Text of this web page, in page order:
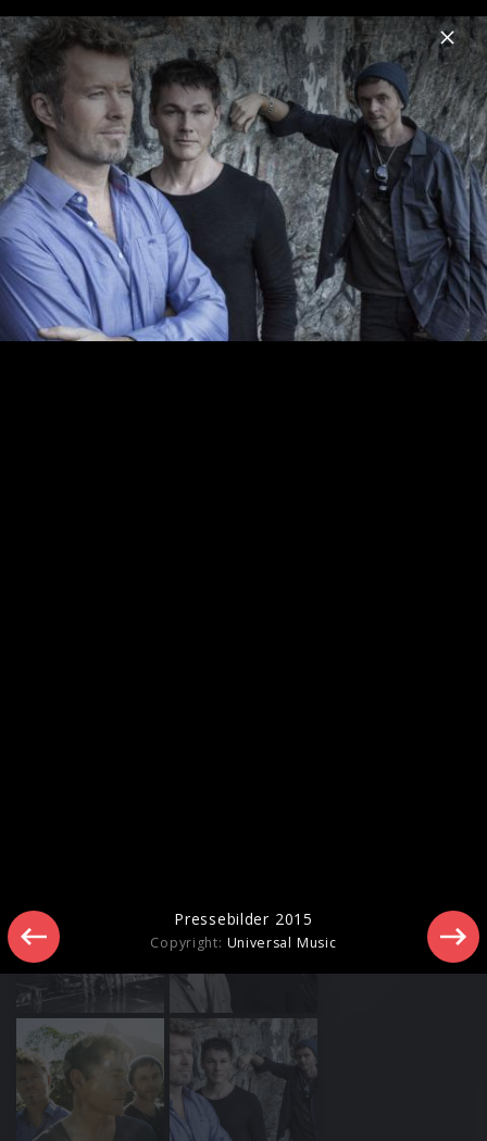
Menu
a-ha
Home News Musik Videos Fotos Biografie
a-ha - Pressebilder 2017
Pressebilder 2015
Copyright: Universal Music